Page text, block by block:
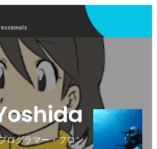
ログラマー・フロン